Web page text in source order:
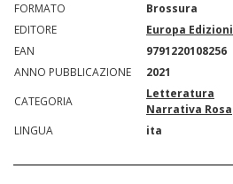
FORMATO
Brossura
EDITORE
Europa Edizioni
EAN
9791220108256
ANNO PUBBLICAZIONE
2021
CATEGORIA
Letteratura
Narrativa Rosa
LINGUA
ita